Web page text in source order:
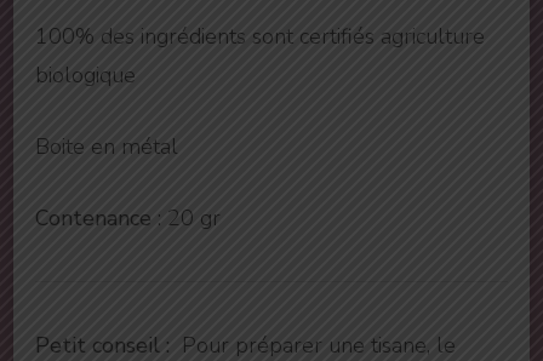
100% des ingrédients sont certifiés agriculture
biologique
Boite en métal
Contenance : 20 gr
Petit conseil : Pour préparer une tisane, le